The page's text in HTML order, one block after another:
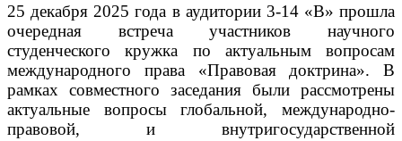
25 декабря 2025 года в аудитории 3-14 «В» прошла
очередная встреча участников научного
студенческого кружка по актуальным вопросам
международного права «Правовая доктрина». В
рамках совместного заседания были рассмотрены
актуальные вопросы глобальной, международно-
правовой, и внутригосударственной